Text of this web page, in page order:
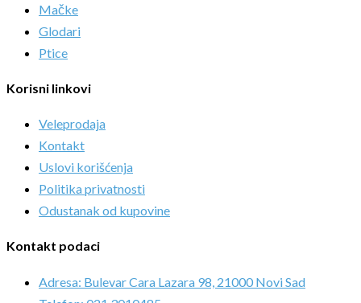
Mačke
Glodari
Ptice
Korisni linkovi
Veleprodaja
Kontakt
Uslovi korišćenja
Politika privatnosti
Odustanak od kupovine
Kontakt podaci
Adresa: Bulevar Cara Lazara 98, 21000 Novi Sad